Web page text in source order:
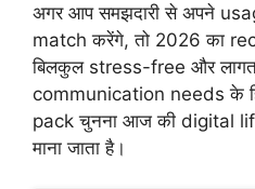
अगर आप समझदारी से अपने
match करेंगे, तो 2026 का
बिलकुल stress-free और
communication needs के
pack चुनना आज की digital
माना जाता है।